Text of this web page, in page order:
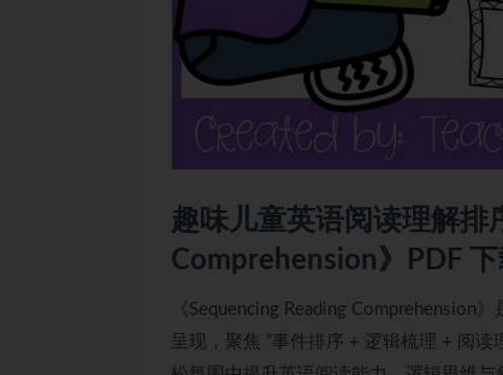
趣味儿童英语阅读理解排
Comprehension》PDF
《Sequencing Reading Comprehension
呈现，聚焦 “事件排序 + 逻辑梳理 + 阅